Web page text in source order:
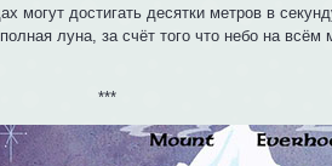
могут достигать десятки метров в
луна, за счёт того что небо на всём
***